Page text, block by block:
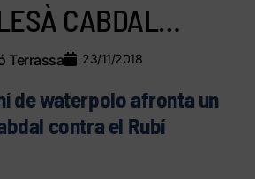
CABDAL…
Terrassa 23/11/2018
de waterpolo afronta un
contra el Rubí